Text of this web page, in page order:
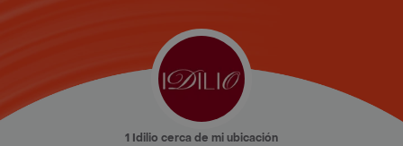
1 Idilio cerca de mi ubicación